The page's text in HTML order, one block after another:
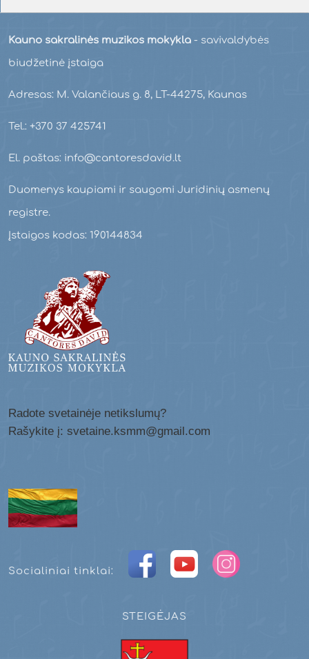
Kauno sakralinės muzikos mokykla - savivaldybės
biudžetinė įstaiga
Adresas: M. Valančiaus g. 8, LT-44275, Kaunas
Tel.: +370 37 425741
El. paštas: info@cantoresdavid.lt
Duomenys kaupiami ir saugomi Juridinių asmenų
registre.
Įstaigos kodas: 190144834
Radote svetainėje netikslumų?
Rašykite į: svetaine.ksmm@gmail.com
Socialiniai tinklai:
STEIGĖJAS